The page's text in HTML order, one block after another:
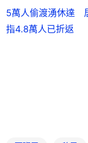
5萬人偷渡湧休達
指4.8萬人已折返